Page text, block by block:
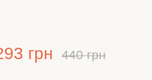
грн 440 грн